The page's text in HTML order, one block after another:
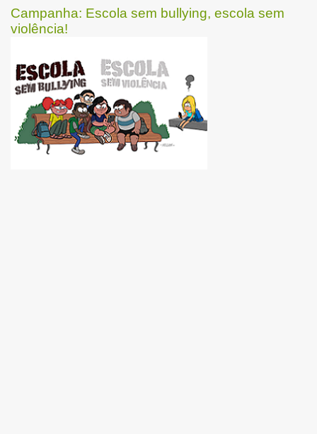
Campanha: Escola sem bullying, escola sem
violência!